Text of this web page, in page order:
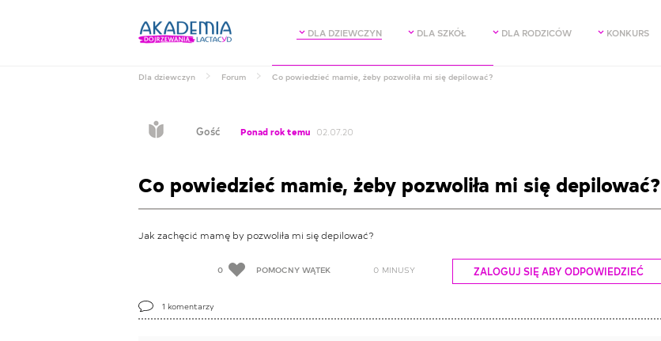
DLA DZIEWCZYN DLA SZKÓŁ DLA RODZICÓW KONKURS
Dla dziewczyn Forum Co powiedzieć mamie, żeby pozwoliła mi się depilować?
Gość Ponad rok temu 02.07.20
Co powiedzieć mamie, żeby pozwoliła mi się depilować?
Jak zachęcić mamę by pozwoliła mi się depilować?
0 POMOCNY WĄTEK 0 MINUSY ZALOGUJ SIĘ ABY ODPOWIEDZIEĆ
1 komentarzy